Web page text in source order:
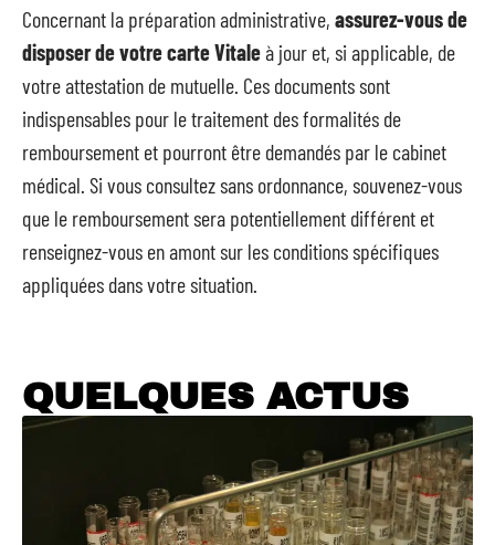
Concernant la préparation administrative, assurez-vous de
disposer de votre carte Vitaleà jour et, si applicable, de
votre attestation de mutuelle. Ces documents sont
indispensables pour le traitement des formalités de
remboursement et pourront être demandés par le cabinet
médical. Si vous consultez sans ordonnance, souvenez-vous
que le remboursement sera potentiellement différent et
renseignez-vous en amont sur les conditions spécifiques
appliquées dans votre situation.
QUELQUES ACTUS